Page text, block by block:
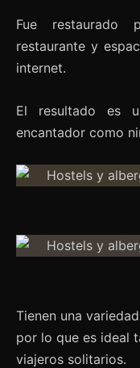
Fue restaurado
restaurante y
internet.
El resultado es
encantador como
Tienen una
por lo que es ideal
viajeros solitarios.